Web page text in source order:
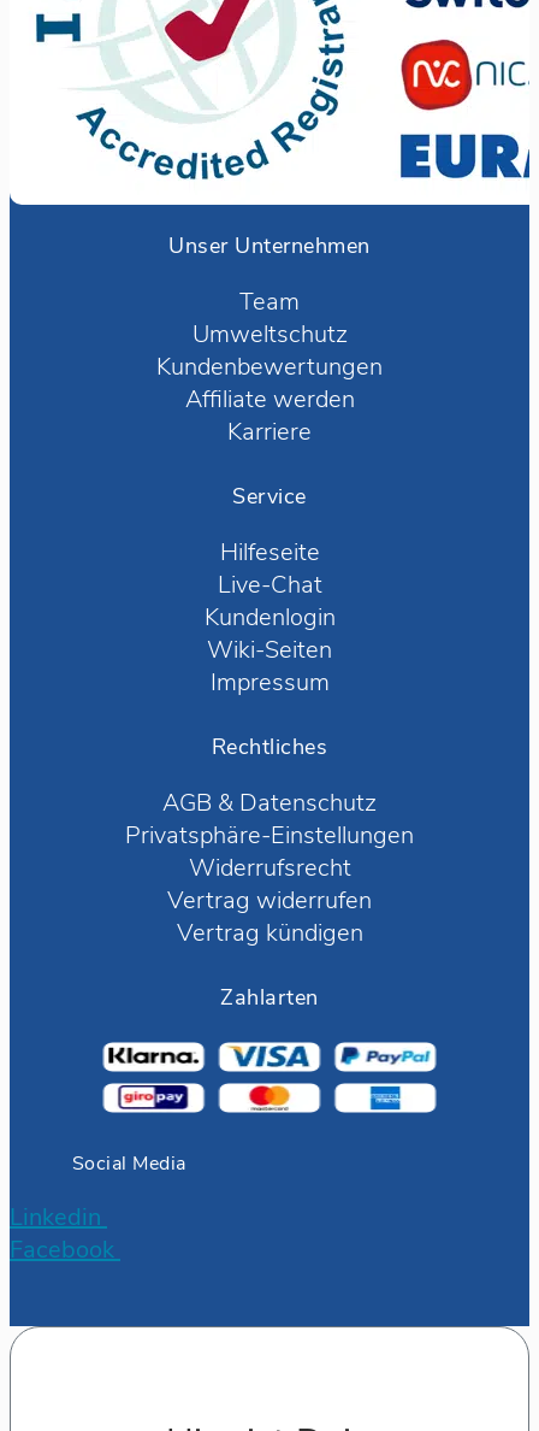
Unser Unternehmen
Team
Umweltschutz
Kundenbewertungen
Affiliate werden
Karriere
Service
Hilfeseite
Live-Chat
Kundenlogin
Wiki-Seiten
Impressum
Rechtliches
AGB & Datenschutz
Privatsphäre-Einstellungen
Widerrufsrecht
Vertrag widerrufen
Vertrag kündigen
Zahlarten
Social Media
Linkedin
Facebook